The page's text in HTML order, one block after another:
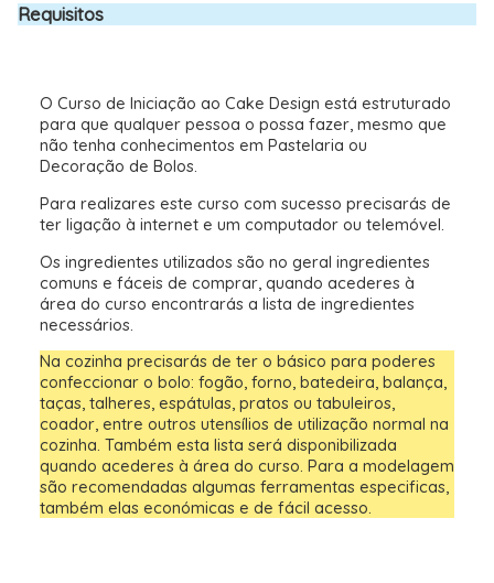
Requisitos
O Curso de Iniciação ao Cake Design está estruturado
para que qualquer pessoa o possa fazer, mesmo que
não tenha conhecimentos em Pastelaria ou
Decoração de Bolos.
Para realizares este curso com sucesso precisarás de
ter ligação à internet e um computador ou telemóvel.
Os ingredientes utilizados são no geral ingredientes
comuns e fáceis de comprar, quando acederes à
área do curso encontrarás a lista de ingredientes
necessários.
Na cozinha precisarás de ter o básico para poderes
confeccionar o bolo: fogão, forno, batedeira, balança,
taças, talheres, espátulas, pratos ou tabuleiros,
coador, entre outros utensílios de utilização normal na
cozinha. Também esta lista será disponibilizada
quando acederes à área do curso. Para a modelagem
são recomendadas algumas ferramentas especificas,
também elas económicas e de fácil acesso.